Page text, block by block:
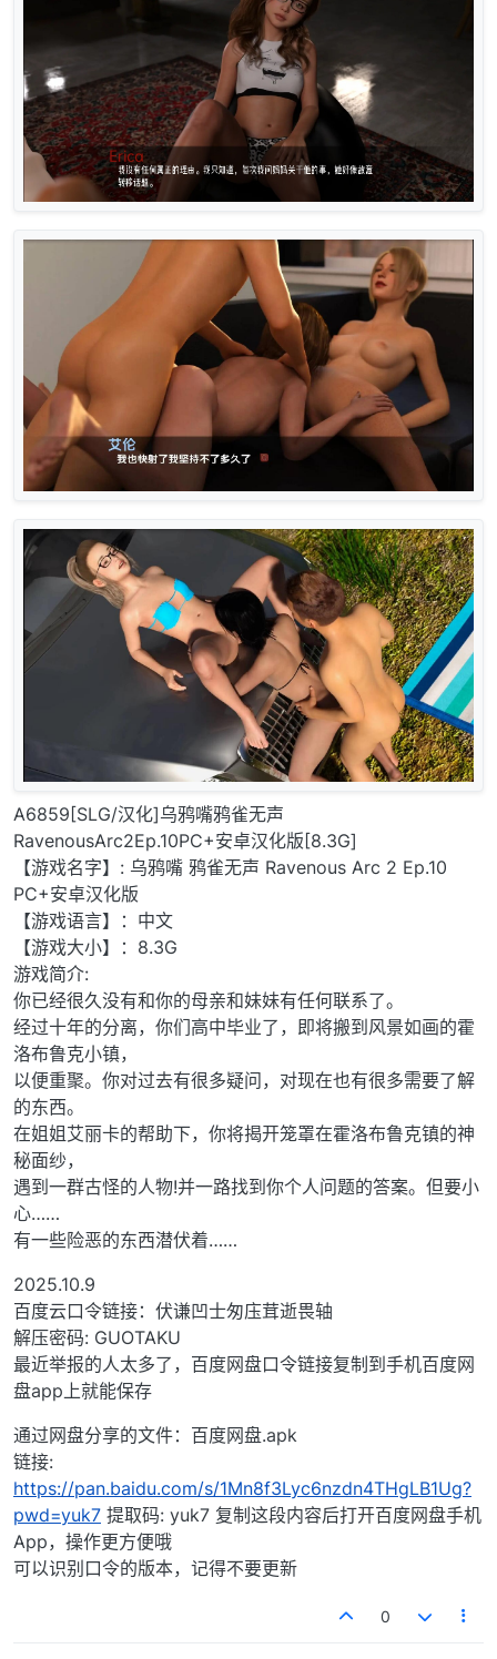
A6859[SLG/汉化]乌鸦嘴鸦雀无声
RavenousArc2Ep.10PC+安卓汉化版[8.3G]
【游戏名字】: 乌鸦嘴 鸦雀无声 Ravenous Arc 2 Ep.10
PC+安卓汉化版
【游戏语言】：中文
【游戏大小】：8.3G
游戏简介:
你已经很久没有和你的母亲和妹妹有任何联系了。
经过十年的分离，你们高中毕业了，即将搬到风景如画的霍
洛布鲁克小镇，
以便重聚。你对过去有很多疑问，对现在也有很多需要了解
的东西。
在姐姐艾丽卡的帮助下，你将揭开笼罩在霍洛布鲁克镇的神
秘面纱，
遇到一群古怪的人物!并一路找到你个人问题的答案。但要小
心……
有一些险恶的东西潜伏着……
2025.10.9
百度云口令链接：伏谦凹士匆庒茸逝畏轴
解压密码: GUOTAKU
最近举报的人太多了，百度网盘口令链接复制到手机百度网
盘app上就能保存
通过网盘分享的文件：百度网盘.apk
链接:
https://pan.baidu.com/s/1Mn8f3Lyc6nzdn4THgLB1Ug?
pwd=yuk7 提取码: yuk7 复制这段内容后打开百度网盘手机
App，操作更方便哦
可以识别口令的版本，记得不要更新
0